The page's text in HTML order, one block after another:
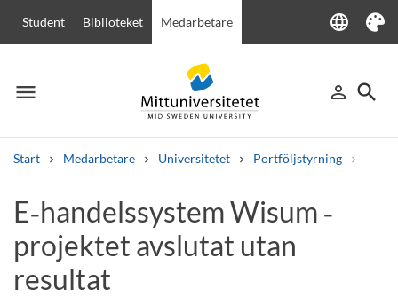
Student Biblioteket Medarbetare language
Language
Tema
menu
Meny person_outline
Logga in
search
Sök
Start Medarbetare Universitetet Portföljstyrning
Andra söktjänster
Kurser och programKursplanerVälkomstbrev
Lediga jobb
E‑handelssystem Wisum ‑
projektet avslutat utan
resultat